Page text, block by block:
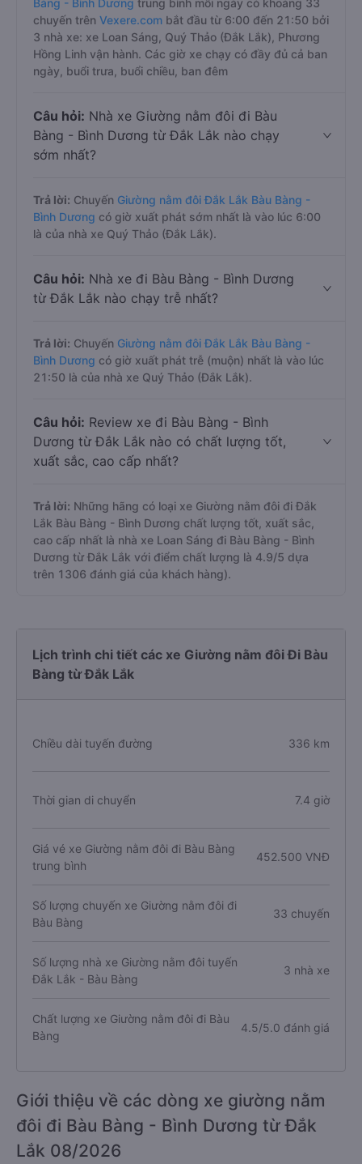
Bàng - Bình Dương trung bình mỗi ngày có khoảng 33
chuyến trên Vexere.com bắt đầu từ 6:00 đến 21:50 bởi
3 nhà xe: xe Loan Sáng, Quý Thảo (Đắk Lắk), Phương
Hồng Linh vận hành. Các giờ xe chạy có đầy đủ cả ban
ngày, buổi trưa, buổi chiều, ban đêm
Câu hỏi: Nhà xe Giường nằm đôi đi Bàu
Bàng - Bình Dương từ Đắk Lắk nào chạy
sớm nhất?
Trả lời: Chuyến Giường nằm đôi Đắk Lắk Bàu Bàng -
Bình Dương có giờ xuất phát sớm nhất là vào lúc 6:00
là của nhà xe Quý Thảo (Đắk Lắk).
Câu hỏi: Nhà xe đi Bàu Bàng - Bình Dương
từ Đắk Lắk nào chạy trễ nhất?
Trả lời: Chuyến Giường nằm đôi Đắk Lắk Bàu Bàng -
Bình Dương có giờ xuất phát trễ (muộn) nhất là vào lúc
21:50 là của nhà xe Quý Thảo (Đắk Lắk).
Câu hỏi: Review xe đi Bàu Bàng - Bình
Dương từ Đắk Lắk nào có chất lượng tốt,
xuất sắc, cao cấp nhất?
Trả lời: Những hãng có loại xe Giường nằm đôi đi Đắk
Lắk Bàu Bàng - Bình Dương chất lượng tốt, xuất sắc,
cao cấp nhất là nhà xe Loan Sáng đi Bàu Bàng - Bình
Dương từ Đắk Lắk với điểm chất lượng là 4.9/5 dựa
trên 1306 đánh giá của khách hàng).
Lịch trình chi tiết các xe Giường nằm đôi Đi Bàu
Bàng từ Đắk Lắk
Chiều dài tuyến đường 336 km
Thời gian di chuyển 7.4 giờ
Giá vé xe Giường nằm đôi đi Bàu Bàng
trung bình
452.500 VNĐ
Số lượng chuyến xe Giường nằm đôi đi
Bàu Bàng
33 chuyến
Số lượng nhà xe Giường nằm đôi tuyến
Đắk Lắk - Bàu Bàng
3 nhà xe
Chất lượng xe Giường nằm đôi đi Bàu
Bàng
4.5/5.0 đánh giá
Giới thiệu về các dòng xe giường nằm
đôi đi Bàu Bàng - Bình Dương từ Đắk
Lắk 08/2026